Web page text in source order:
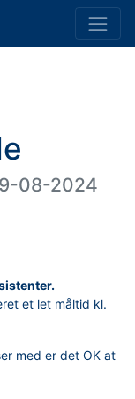
08-2024
et let måltid kl.
med er det OK at